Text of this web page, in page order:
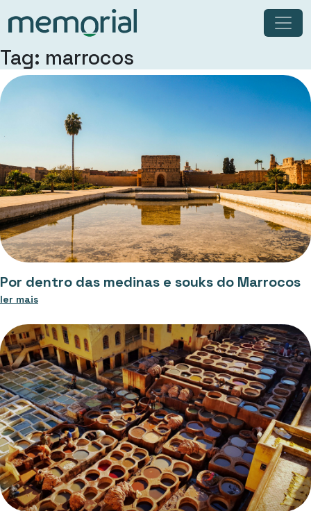
Tag: marrocos
Por dentro das medinas e souks do Marrocos
ler mais